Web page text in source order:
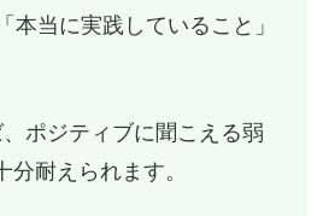
本当に実践していること」
ポジティブに聞こえる弱
耐えられます。